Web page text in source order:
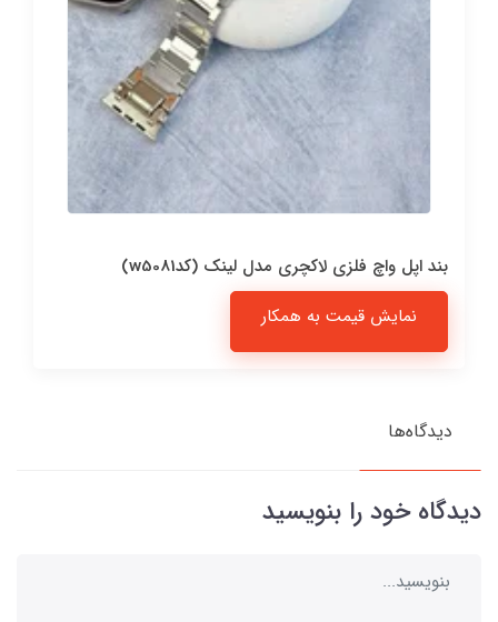
بند اپل واچ فلزی لاکچری مدل لینک (کدw5081)
نمایش قیمت به همکار
دیدگاه‌ها
دیدگاه خود را بنویسید